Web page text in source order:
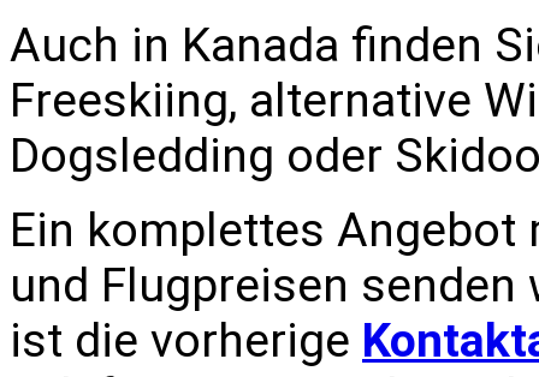
Auch in Kanada finden
Freeskiing, alternative
Dogsledding oder
Ein komplettes
und Flugpreisen
ist die vorherige